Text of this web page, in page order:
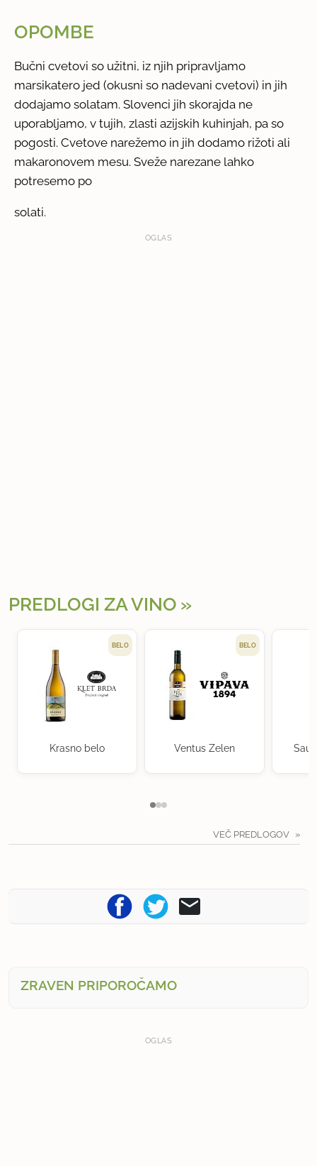
OPOMBE
Bučni cvetovi so užitni, iz njih pripravljamo
marsikatero jed (okusni so nadevani cvetovi) in jih
dodajamo solatam. Slovenci jih skorajda ne
uporabljamo, v tujih, zlasti azijskih kuhinjah, pa so
pogosti. Cvetove narežemo in jih dodamo rižoti ali
makaronovem mesu. Sveže narezane lahko
potresemo po
solati.
OGLAS
PREDLOGI ZA VINO
BELO
Krasno belo
BELO
Ventus Zelen
VEČ PREDLOGOV
ZRAVEN PRIPOROČAMO
OGLAS